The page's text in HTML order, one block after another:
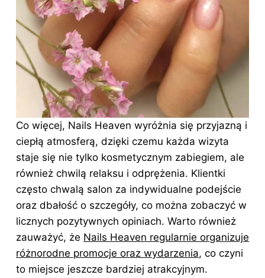
Co więcej, Nails Heaven wyróżnia się przyjazną i
ciepłą atmosferą, dzięki czemu każda wizyta
staje się nie tylko kosmetycznym zabiegiem, ale
również chwilą relaksu i odprężenia. Klientki
często chwalą salon za indywidualne podejście
oraz dbałość o szczegóły, co można zobaczyć w
licznych pozytywnych opiniach. Warto również
zauważyć, że Nails Heaven regularnie organizuje
różnorodne promocje oraz wydarzenia, co czyni
to miejsce jeszcze bardziej atrakcyjnym.